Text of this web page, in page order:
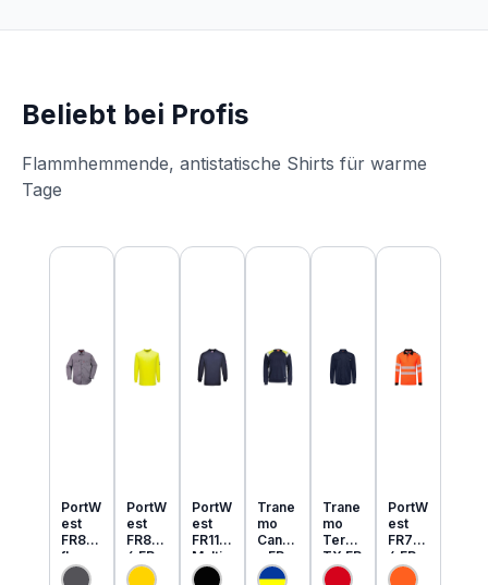
Beliebt bei Profis
Flammhemmende, antistatische Shirts für warme
Tage
Produktgalerie überspringen
PortW
est
FR89
flamm
hemm
PortW
est
FR80
6 FR
MultiN
PortW
est
FR11
Multi
Norm
Trane
mo
Cante
x FR
MultiN
Trane
mo
Tera
TX FR
leicht
PortW
est
FR73
4 FR
MultiN